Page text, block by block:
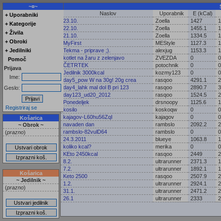
Naslov
Uporabnik
E (kCal)
23.10.
Zoella 1427
22.10.
Zoella 1455.1
21.10.
Zoella 1334.5
MyFirst
MEStyle 1127.3
Tekma - priprave ;).
alexjug 1153.3
kotlet na žaru z zelenjavo
ZVEZDA 0
0
ČETRTEK
potochnik 0
0
Jedilnik 3000kcal
kozmy123 0
0
day5_pow W na 30g! 20g crea
rasqoo 4291.1
day4_lahk mal dol B pri 123
rasqoo 2890.7
day123_ud20_2012
rasqoo 1524.5
Ponedeljek
drsnoopy 1125.6
kosilo
koskoqw 0
0
kajagov-L60hu56ZqI
kajagov 0
0
navaden dan
rambslo 2092.2
rambslo-82vulD64
rambslo 0
0
24.3.2011
blueye 1063.8
koliko kcal?
merika 0
0
KEto 2450kcal
rasqoo 2449
8.2.
ultrarunner 2371.3
7.2.
ultrarunner 1892.1
Keto 2500
rasqoo 2507.9
1.2.
ultrarunner 2924.1
31.1.
ultrarunner 2471.2
26.1
ultrarunner 2333
~¤~
+ Uporabniki
+ Kategorije
+ Živila
+ Obroki
+ Jedilniki
Pomoč
Prijava
Ime:
Geslo:
Registriraj se
Košarica
~ Obrok ~
(prazno)
Košarica
~ Jedilnik ~
(prazno)